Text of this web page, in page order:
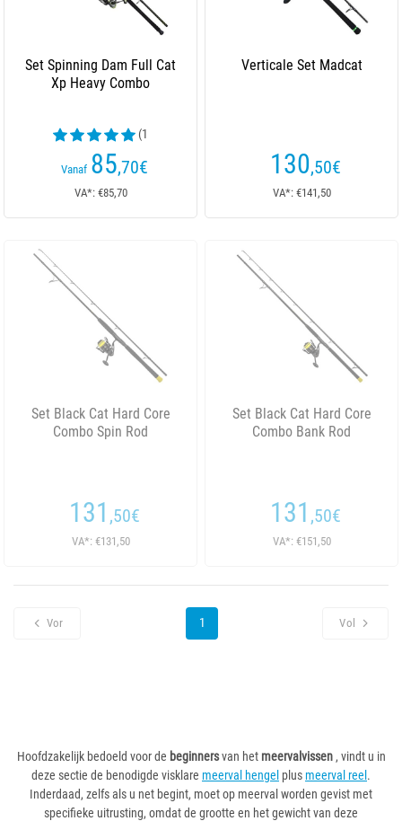
Set Spinning Dam Full Cat
Xp Heavy Combo
(1
beoordelingen)
Vanaf 85,70€
VA*: €85,70
Verticale Set Madcat
130,50€
VA*: €141,50
Set Black Cat Hard Core
Combo Spin Rod
131 ,50€
VA*: €131,50
Set Black Cat Hard Core
Combo Bank Rod
131 ,50€
VA*: €151,50
Vor 1 Vol
Hoofdzakelijk bedoeld voor de beginnersvan het meervalvissen , vindt u in
deze sectie de benodigde visklare meerval hengel plusmeerval reel .
Inderdaad, zelfs als u net begint, moet op meerval worden gevist met
specifieke uitrusting, omdat de grootte en het gewicht van deze